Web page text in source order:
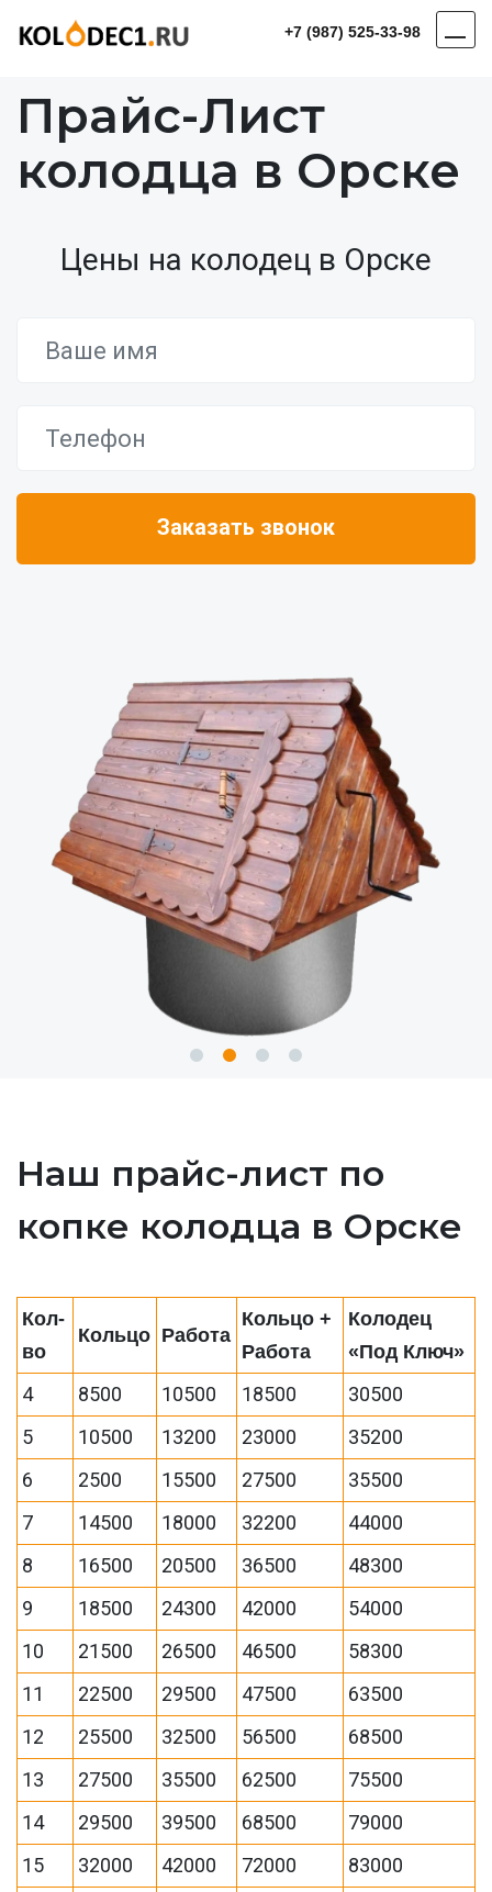
+7 (987) 525-33-98
Прайс-Лист
колодца в Орске
Цены на колодец в Орске
Наш прайс-лист по
копке колодца в Орске
Кол-
во
Кольцо Работа
Кольцо +
Работа
Колодец
«Под Ключ»
4 8500 10500 18500
30500
5
10500 13200 23000
35200
6
2500 15500 27500
35500
7
14500 18000 32200
44000
8
16500 20500 36500
48300
9
18500 24300 42000
54000
10
21500 26500 46500
58300
11
22500 29500 47500
63500
12
25500 32500 56500
68500
13
27500 35500 62500
75500
14
29500 39500 68500
79000
15
32000 42000 72000
83000